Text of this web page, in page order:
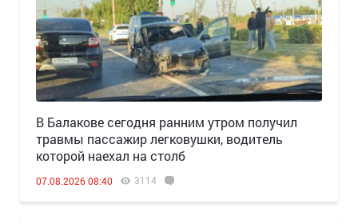
В Балакове сегодня ранним утром получил
травмы пассажир легковушки, водитель
которой наехал на столб
07.08.2026 08:40 3114